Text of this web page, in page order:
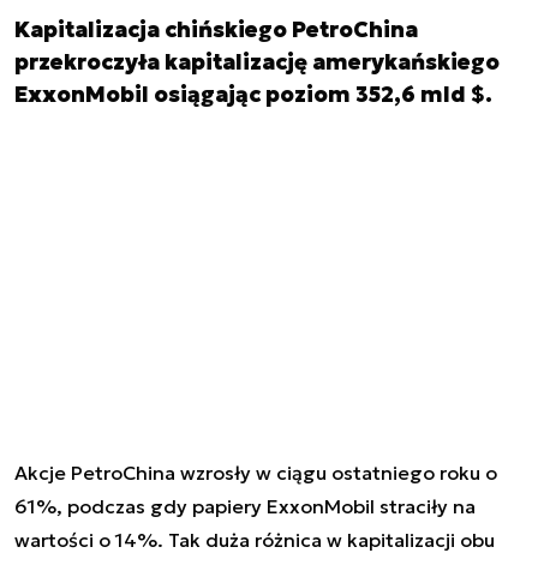
Kapitalizacja chińskiego PetroChina
przekroczyła kapitalizację amerykańskiego
ExxonMobil osiągając poziom 352,6 mld $.
Akcje PetroChina wzrosły w ciągu ostatniego roku o
61%, podczas gdy papiery ExxonMobil straciły na
wartości o 14%. Tak duża różnica w kapitalizacji obu